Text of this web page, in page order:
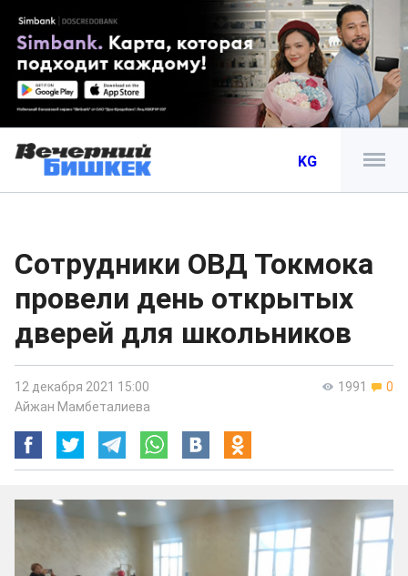
KG
Сотрудники ОВД Токмока
провели день открытых
дверей для школьников
1991 0
12 декабря 2021 15:00
Айжан Мамбеталиева